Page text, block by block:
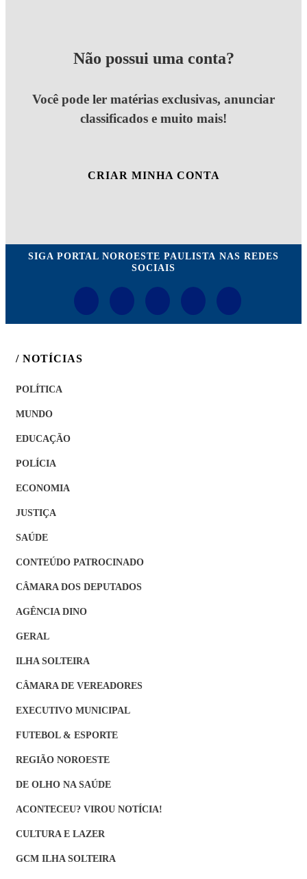
Não possui uma conta?
Você pode ler matérias exclusivas, anunciar
classificados e muito mais!
CRIAR MINHA CONTA
SIGA PORTAL NOROESTE PAULISTA NAS REDES
SOCIAIS
/ NOTÍCIAS
POLÍTICA
MUNDO
EDUCAÇÃO
POLÍCIA
ECONOMIA
JUSTIÇA
SAÚDE
CONTEÚDO PATROCINADO
CÂMARA DOS DEPUTADOS
AGÊNCIA DINO
GERAL
ILHA SOLTEIRA
CÂMARA DE VEREADORES
EXECUTIVO MUNICIPAL
FUTEBOL & ESPORTE
REGIÃO NOROESTE
DE OLHO NA SAÚDE
ACONTECEU? VIROU NOTÍCIA!
CULTURA E LAZER
GCM ILHA SOLTEIRA